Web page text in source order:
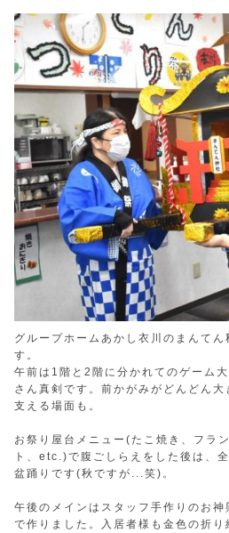
グループホームあかし衣川のまんてん
す。
午前は1階と2階に分かれてのゲーム
さん真剣です。前かがみがどんどん
支える場面も。
お祭り屋台メニュー(たこ焼き、フラ
ト、etc.)で腹ごしらえをした後は、
盆踊りです(秋ですが...笑)。
午後のメインはスタッフ手作りのお
で作りました。入居者様も金色の折